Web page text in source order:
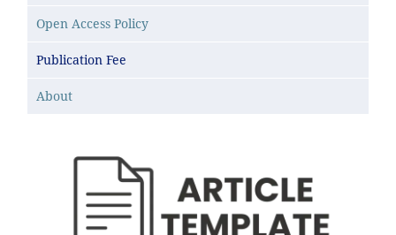
Open Access Policy
Publication Fee
About